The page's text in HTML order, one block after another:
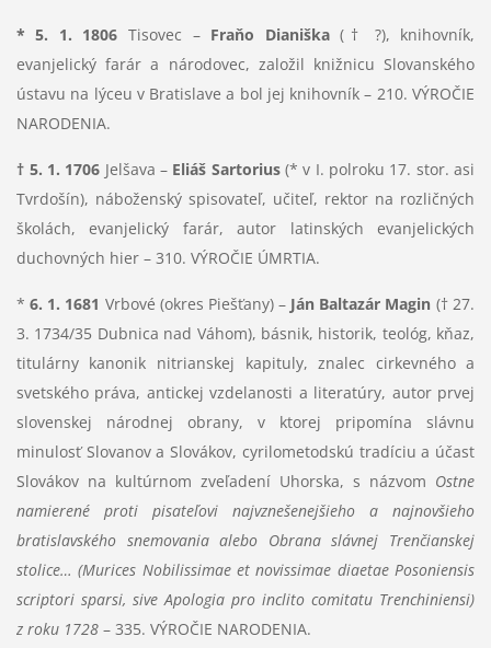
* 5. 1. 1806 Tisovec – Fraňo Dianiška(† ?), knihovník,
evanjelický farár a národovec, založil knižnicu Slovanského
ústavu na lýceu v Bratislave a bol jej knihovník – 210. VÝROČIE
NARODENIA.
† 5. 1. 1706 Jelšava – Eliáš Sartorius(* v I. polroku 17. stor. asi
Tvrdošín), náboženský spisovateľ, učiteľ, rektor na rozličných
školách, evanjelický farár, autor latinských evanjelických
duchovných hier – 310. VÝROČIE ÚMRTIA.
*6. 1. 1681 Vrbové (okres Piešťany) – Ján Baltazár Magin († 27.
3. 1734/35 Dubnica nad Váhom), básnik, historik, teológ, kňaz,
titulárny kanonik nitrianskej kapituly, znalec cirkevného a
svetského práva, antickej vzdelanosti a literatúry, autor prvej
slovenskej národnej obrany, v ktorej pripomína slávnu
minulosť Slovanov a Slovákov, cyrilometodskú tradíciu a účasť
Slovákov na kultúrnom zveľadení Uhorska, s názvom Ostne
namierené proti pisateľovi najvznešenejšieho a najnovšieho
bratislavského snemovania alebo Obrana slávnej Trenčianskej
stolice… (Murices Nobilissimae et novissimae diaetae Posoniensis
scriptori sparsi, sive Apologia pro inclito comitatu Trenchiniensi)
z roku 1728– 335. VÝROČIE NARODENIA.